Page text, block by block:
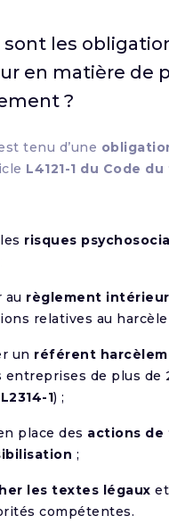
sont les
en matière de
?
tenu d’une
L4121-1 du Code
risques
au règlement intérieur
relatives au
un référent
entreprises de plus de
1) ;
place des actions
;
les textes légaux
compétentes.